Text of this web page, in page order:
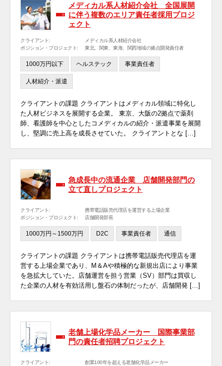
メディカル系人材紹介会社 全国展開
に伴う複数のエリア責任者採用プロジ
ェクト
クライアント:
メディカル系人材紹介会社
ポジション・プロジェクト:
東北、関東、東海、関西地域の拠点開発責任者
1000万円以下 ヘルステック 事業責任者
人材紹介・派遣
クライアントの課題 クライアントはメディカル領域に特化し
た人材ビジネスを展開する企業。 東京、大阪の2拠点で薬剤
師、看護師を中心としたコメディカルの紹介・派遣事業を展開
し、堅調に売上高を成長させていた。 クライアントとな […]
急成長中の流通企業 店舗開発部門の
立て直しプロジェクト
クライアント:
携帯電話販売代理店を運営する上場企業
ポジション・プロジェクト:
店舗開発部長
1000万円～1500万円 D2C 事業責任者 通信
クライアントの課題 クライアントは携帯電話販売代理店を運
営する上場企業であり、M＆Aや積極的な新規出店により事業
を急拡大していた。店舗運営を担う営業（SV）部門は買収し
た企業の人材を有効活用し盤石の体制だったが、店舗開発 […]
老舗上場化学品メーカー 国際事業部
門の責任者招聘プロジェクト
クライアント:
創業100年を超える老舗化学品メーカー